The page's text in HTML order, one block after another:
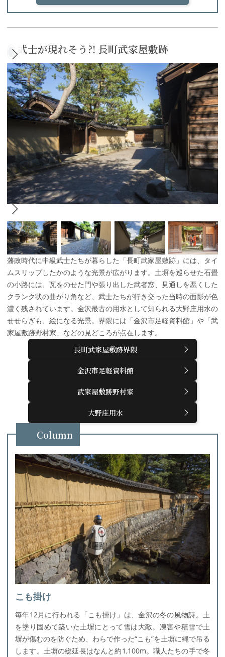
武士が現れそう?! 長町武家屋敷跡
藩政時代に中級武士たちが暮らした「長町武家屋敷跡」には、タイ
ムスリップしたかのような光景が広がります。土塀を巡らせた石畳
の小路には、瓦をのせた門や張り出した武者窓、見通しを悪くした
クランク状の曲がり角など、武士たちが行き交った当時の面影が色
濃く残されています。金沢最古の用水として知られる大野庄用水の
せせらぎも、絵になる光景。界隈には「金沢市足軽資料館」や「武
家屋敷跡野村家」などの見どころが点在します。
長町武家屋敷跡界隈
金沢市足軽資料館
武家屋敷跡野村家
大野庄用水
Column
こも掛け
毎年12月に行われる「こも掛け」は、金沢の冬の風物詩。土
を塗り固めて築いた土塀にとって雪は大敵。凍害や積雪で土
塀が傷むのを防ぐため、わらで作った“こも”を土塀に縄で吊る
します。土塀の総延長はなんと約1,100m。職人たちの手で冬